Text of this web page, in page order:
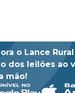
o Lance
dos leilões ao
mão!